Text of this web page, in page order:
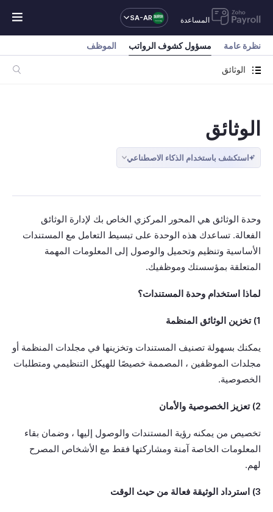
المساعدة SA-AR
الوثائق
نظرة عامة مسؤول كشوف الرواتب الموظف
الوثائق
استكشف باستخدام الذكاء الاصطناعي
وحدة الوثائق هي المحور المركزي الخاص بك لإدارة الوثائق
الفعالة. تساعدك هذه الوحدة على تبسيط التعامل مع المستندات
الأساسية وتنظيم وتحميل والوصول إلى المعلومات المهمة
المتعلقة بمؤسستك وموظفيك.
لماذا استخدام وحدة المستندات؟
1) تخزين الوثائق المنظمة
يمكنك بسهولة تصنيف المستندات وتخزينها في مجلدات المنظمة أو
مجلدات الموظفين ، المصممة خصيصًا للهيكل التنظيمي ومتطلبات
الخصوصية.
2) تعزيز الخصوصية والأمان
تخصيص من يمكنه رؤية المستندات والوصول إليها ، وضمان بقاء
المعلومات الخاصة آمنة ومشاركتها فقط مع الأشخاص المصرح
لهم.
3) استرداد الوثيقة فعالة من حيث الوقت